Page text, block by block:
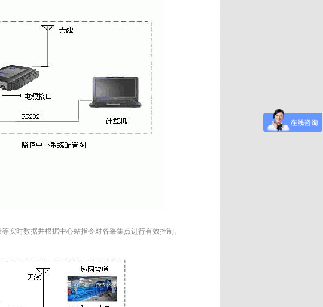
实时数据并根据中心站指令对各采集点进行有效控制。